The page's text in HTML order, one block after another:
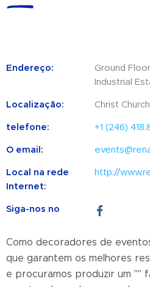
Endereço:
Ground
Industrial
Localização: Christ Church
telefone: +1 (246)
O email:
Local na rede
Internet:
http://
Siga-nos no
Como decoradores de
que garantem os melhores
e procuramos produzir um ""